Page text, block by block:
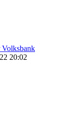
20:02